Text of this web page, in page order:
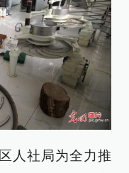
人社局为全力推